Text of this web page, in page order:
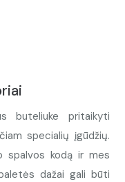
buteliuke pritaikyti
specialių įgūdžių.
spalvos kodą ir mes
dažai gali būti